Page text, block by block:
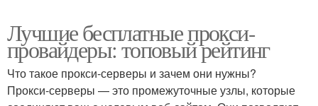
Лучшие бесплатные прокси-
провайдеры: топовый рейтинг
Что такое прокси-серверы и зачем они нужны?
Прокси-серверы — это промежуточные узлы, которые